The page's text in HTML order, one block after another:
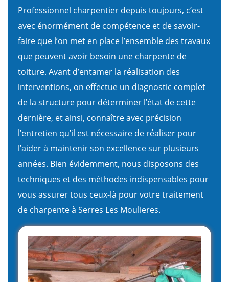
Professionnel charpentier depuis toujours, c’est
avec énormément de compétence et de savoir-
faire que l’on met en place l’ensemble des travaux
que peuvent avoir besoin une charpente de
toiture. Avant d’entamer la réalisation des
interventions, on effectue un diagnostic complet
de la structure pour déterminer l’état de cette
dernière, et ainsi, connaître avec précision
l’entretien qu’il est nécessaire de réaliser pour
l’aider à maintenir son excellence sur plusieurs
années. Bien évidemment, nous disposons des
techniques et des méthodes indispensables pour
vous assurer tous ceux-là pour votre traitement
de charpente à Serres Les Moulieres.